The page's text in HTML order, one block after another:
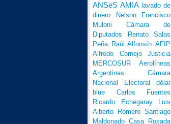
ANSeSAMIA lavado de
dinero
Nelson Francisco
Muloni Cámara de
Diputados
Renato Salas
Peña Raúl AlfonsínAFIP
Alfredo Cornejo Justicia
MERCOSUR Aerolíneas
Argentinas Cámara
Nacional Electoral dólar
blue Carlos Fuentes
Ricardo Echegaray
Luis
Alberto Romero Santiago
Maldonado Casa Rosada